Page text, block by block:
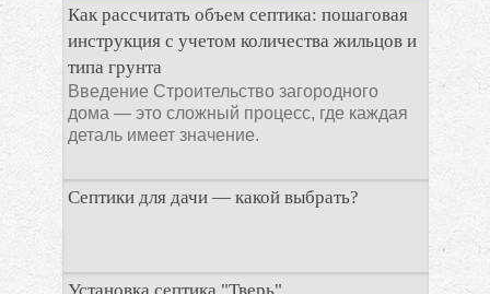
специальные
Как рассчитать объем септика: пошаговая
инструкция с учетом количества жильцов и
типа грунта
Введение Строительство загородного
дома — это сложный процесс, где каждая
деталь имеет значение.
Септики для дачи — какой выбрать?
При строительстве дачи одной из